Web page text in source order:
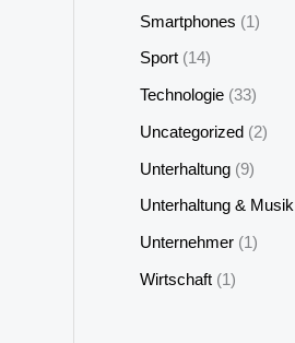
Smartphones (1)
Sport (14)
Technologie (33)
Uncategorized (2)
Unterhaltung (9)
Unterhaltung & Musik
Unternehmer (1)
Wirtschaft (1)